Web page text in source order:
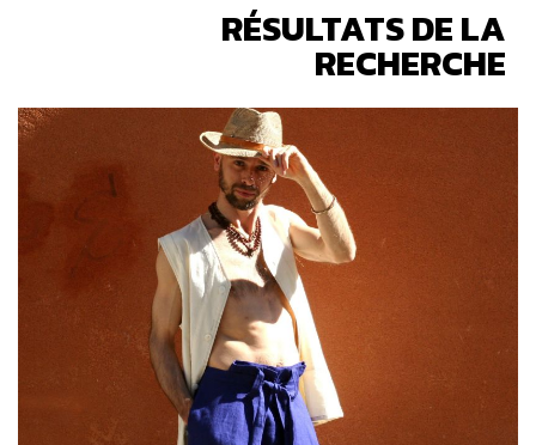
RÉSULTATS DE LA
RECHERCHE